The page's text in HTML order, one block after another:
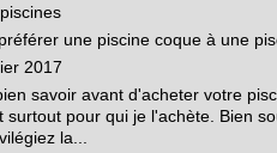
une piscine coque à une
2017
savoir avant d'acheter votre
surtout pour qui je l'achète. Bien
la...